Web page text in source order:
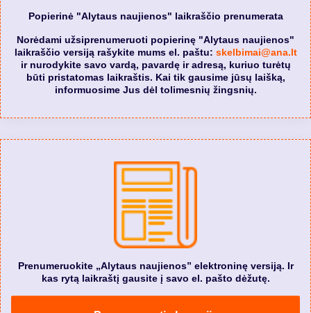
Popierinė "Alytaus naujienos" laikraščio prenumerata
Norėdami užsiprenumeruoti popierinę "Alytaus naujienos"
laikraščio versiją rašykite mums el. paštu: skelbimai@ana.lt
ir nurodykite savo vardą, pavardę ir adresą, kuriuo turėtų
būti pristatomas laikraštis. Kai tik gausime jūsų laišką,
informuosime Jus dėl tolimesnių žingsnių.
Prenumeruokite „Alytaus naujienos” elektroninę versiją. Ir
kas rytą laikraštį gausite į savo el. pašto dėžutę.